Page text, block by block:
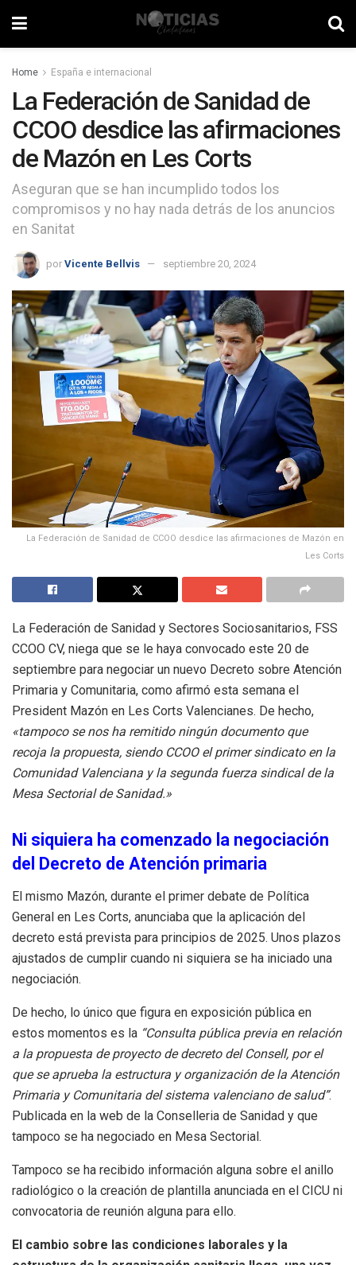
Home España e internacional
La Federación de Sanidad de
CCOO desdice las afirmaciones
de Mazón en Les Corts
Aseguran que se han incumplido todos los
compromisos y no hay nada detrás de los anuncios
en Sanitat
por Vicente Bellvis septiembre 20, 2024
La Federación de Sanidad de CCOO desdice las afirmaciones de Mazón en
Les Corts
La Federación de Sanidad y Sectores Sociosanitarios, FSS
CCOO CV, niega que se le haya convocado este 20 de
septiembre para negociar un nuevo Decreto sobre Atención
Primaria y Comunitaria, como afirmó esta semana el
President Mazón en Les Corts Valencianes. De hecho,
«tampoco se nos ha remitido ningún documento que
recoja la propuesta, siendo CCOO el primer sindicato en la
Comunidad Valenciana y la segunda fuerza sindical de la
Mesa Sectorial de Sanidad.»
Ni siquiera ha comenzado la negociación
del Decreto de Atención primaria
El mismo Mazón, durante el primer debate de Política
General en Les Corts, anunciaba que la aplicación del
decreto está prevista para principios de 2025. Unos plazos
ajustados de cumplir cuando ni siquiera se ha iniciado una
negociación.
De hecho, lo único que figura en exposición pública en
estos momentos es la “Consulta pública previa en relación
a la propuesta de proyecto de decreto del Consell, por el
que se aprueba la estructura y organización de la Atención
Primaria y Comunitaria del sistema valenciano de salud”.
Publicada en la web de la Conselleria de Sanidad y que
tampoco se ha negociado en Mesa Sectorial.
Tampoco se ha recibido información alguna sobre el anillo
radiológico o la creación de plantilla anunciada en el CICU ni
convocatoria de reunión alguna para ello.
El cambio sobre las condiciones laborales y la